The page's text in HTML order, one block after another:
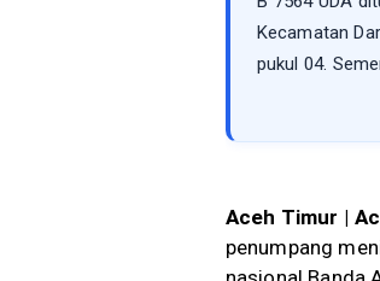
Kecamatan
pukul 04.
Aceh Timur |
penumpang